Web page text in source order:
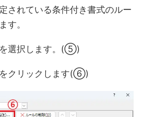
されている条件付き書式のルー
す。
選択します。(⑤)
をクリックします(⑥)